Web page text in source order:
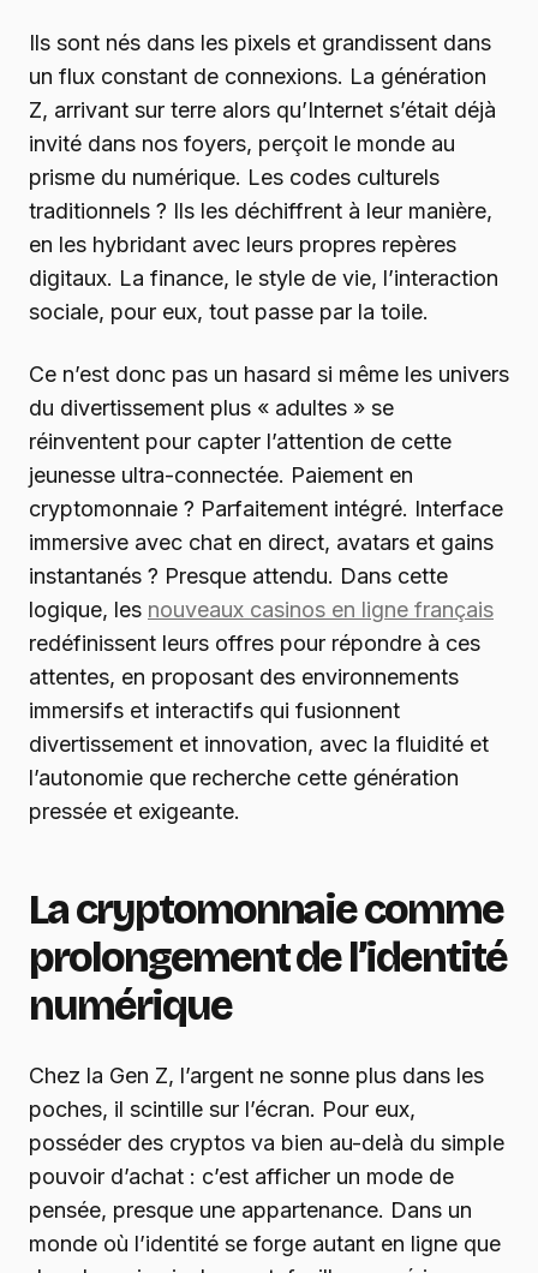
Ils sont nés dans les pixels et grandissent dans
un flux constant de connexions. La génération
Z, arrivant sur terre alors qu’Internet s’était déjà
invité dans nos foyers, perçoit le monde au
prisme du numérique. Les codes culturels
traditionnels ? Ils les déchiffrent à leur manière,
en les hybridant avec leurs propres repères
digitaux. La finance, le style de vie, l’interaction
sociale, pour eux, tout passe par la toile.
Ce n’est donc pas un hasard si même les univers
du divertissement plus « adultes » se
réinventent pour capter l’attention de cette
jeunesse ultra-connectée. Paiement en
cryptomonnaie ? Parfaitement intégré. Interface
immersive avec chat en direct, avatars et gains
instantanés ? Presque attendu. Dans cette
logique, les nouveaux casinos en ligne français
redéfinissent leurs offres pour répondre à ces
attentes, en proposant des environnements
immersifs et interactifs qui fusionnent
divertissement et innovation, avec la fluidité et
l’autonomie que recherche cette génération
pressée et exigeante.
La cryptomonnaie comme
prolongement de l’identité
numérique
Chez la Gen Z, l’argent ne sonne plus dans les
poches, il scintille sur l’écran. Pour eux,
posséder des cryptos va bien au-delà du simple
pouvoir d’achat : c’est afficher un mode de
pensée, presque une appartenance. Dans un
monde où l’identité se forge autant en ligne que